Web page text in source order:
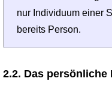
nur Individuum einer
bereits Person.
2.2. Das persönliche